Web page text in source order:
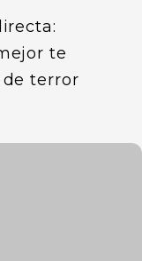
te
terror